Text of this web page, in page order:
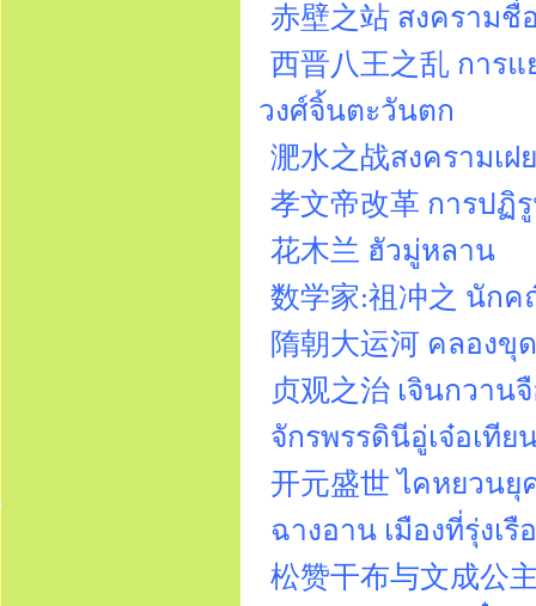
赤壁之站 สงครามชื่
西晋八王之乱 การ
วงศ์จิ้นตะวันตก
淝水之战สงครามเฝ
孝文帝改革 การปฏิ
花木兰 ฮัวมู่หลาน
数学家:祖冲之 นัก
隋朝大运河 คลอง
贞观之治 เจินกวาน
จักรพรรดินีอู่เจ๋อเทีย
开元盛世 ไคหยวนยุ
ฉางอาน เมืองที่รุ่งเรื
松赞干布与文成公